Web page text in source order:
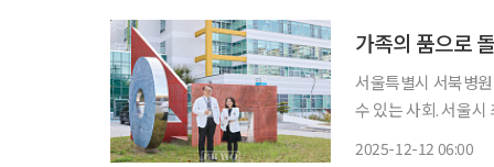
가족의 품으로
서울특별시 서북병원 이창규 원장, 송
수 있는 사회. 서울시
2025-12-12 06:00